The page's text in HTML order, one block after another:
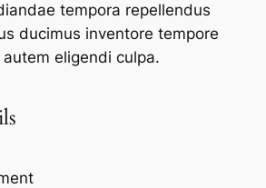
tempora repellendus
ducimus inventore tempore
eligendi culpa.